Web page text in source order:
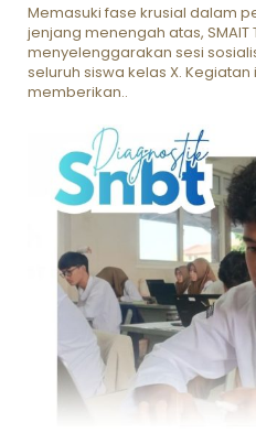
Memasuki fase krusial dalam
jenjang menengah atas, SMAIT
menyelenggarakan sesi
seluruh siswa kelas X.
memberikan..